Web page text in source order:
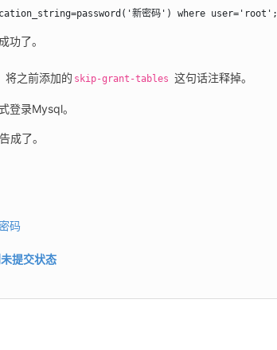
新密码') where user='root';
功了。
之前添加的 skip-grant-tables 这句话注释掉。
登录Mysql。
成了。
码
提交状态